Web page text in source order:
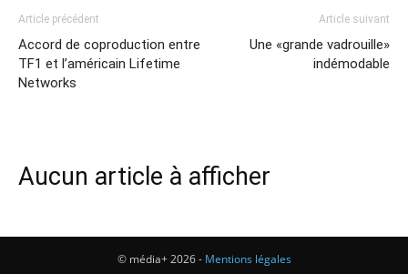
Article précédent
Accord de coproduction entre
TF1 et l’américain Lifetime
Networks
Article suivant
Une «grande vadrouille»
indémodable
Aucun article à afficher
© média+ 2026 - Mentions légales